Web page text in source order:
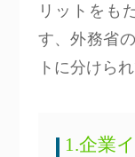
リットをも
す、外務省
トに分けら
1.企業